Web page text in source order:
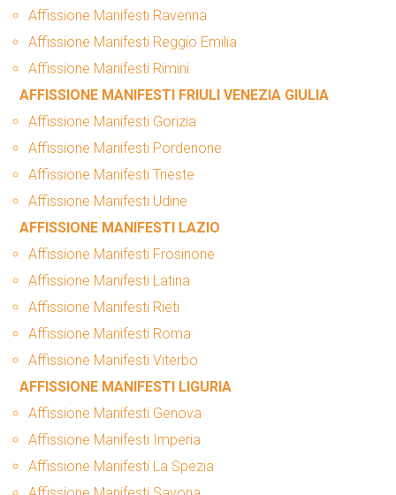
Affissione Manifesti Ravenna
Affissione Manifesti Reggio Emilia
Affissione Manifesti Rimini
AFFISSIONE MANIFESTI FRIULI VENEZIA GIULIA
Affissione Manifesti Gorizia
Affissione Manifesti Pordenone
Affissione Manifesti Trieste
Affissione Manifesti Udine
AFFISSIONE MANIFESTI LAZIO
Affissione Manifesti Frosinone
Affissione Manifesti Latina
Affissione Manifesti Rieti
Affissione Manifesti Roma
Affissione Manifesti Viterbo
AFFISSIONE MANIFESTI LIGURIA
Affissione Manifesti Genova
Affissione Manifesti Imperia
Affissione Manifesti La Spezia